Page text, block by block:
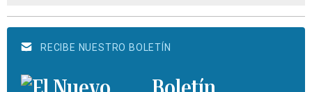
RECIBE NUESTRO BOLETÍN